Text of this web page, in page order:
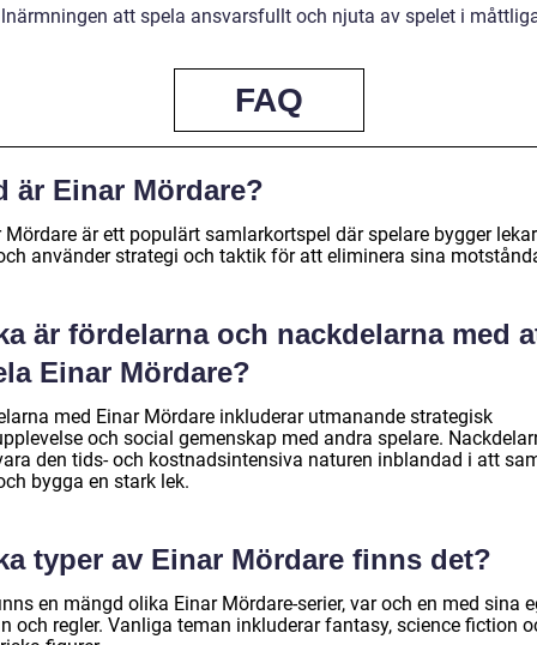
att spela ansvarsfullt och njuta av spelet i
FAQ
är Einar Mördare?
Mördare är ett populärt samlarkortspel där spelare bygger
använder strategi och taktik för att eliminera sina
är fördelarna och nackdelarna med
Einar Mördare?
med Einar Mördare inkluderar utmanande strategisk
och social gemenskap med andra spelare.
den tids- och kostnadsintensiva naturen inblandad i att
bygga en stark lek.
typer av Einar Mördare finns det?
en mängd olika Einar Mördare-serier, var och en med sina
och regler. Vanliga teman inkluderar fantasy, science fiction